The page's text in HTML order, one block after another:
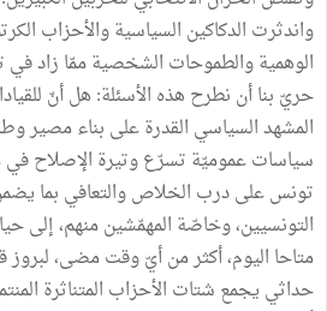
واندثرت الدكاكين السياسية والأحزاب
الوهمية والطموحات الشخصية ممّا زاد
حريّ بنا أن نطرح هذه الأسئلة: هل أنّ
المشهد السياسي القدرة على بناء مصير
سياسات عموميّة تسرّع وتيرة الإصلاح
تونس على درب الخلاص والتعافي بما
التونسيين، وخاصّة المهمّشين منهم، إلى
متاحا اليوم، أكثر من أيّ وقت مضى،
حداثي يجمع شتات الأحزاب المتناثرة